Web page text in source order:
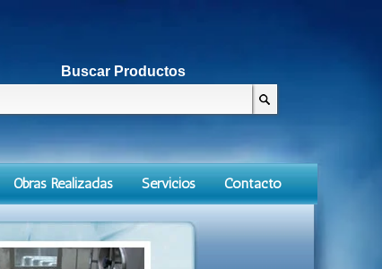
Buscar Productos
Obras Realizadas Servicios Contacto